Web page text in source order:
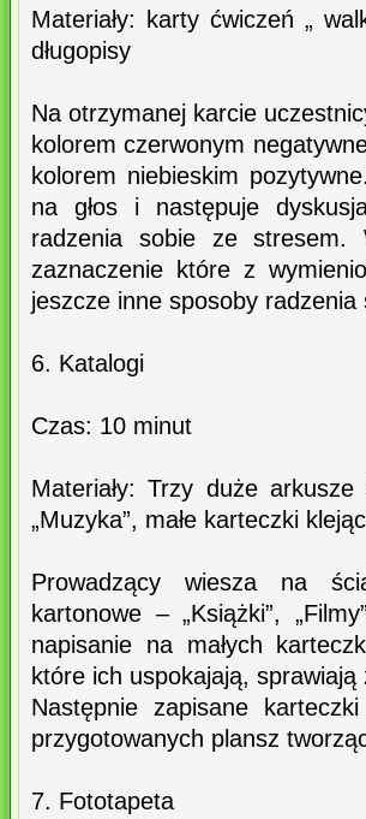
Materiały: karty ćwiczeń „
długopisy
Na otrzymanej karcie
kolorem czerwonym
kolorem niebieskim
na głos i następuje
radzenia sobie ze stresem.
zaznaczenie które z
jeszcze inne sposoby
6. Katalogi
Czas: 10 minut
Materiały: Trzy duże arkusze
„Muzyka”, małe karteczki
Prowadzący wiesza na
kartonowe – „Książki”,
napisanie na małych
które ich uspokajają,
Następnie zapisane
przygotowanych plansz
7. Fototapeta